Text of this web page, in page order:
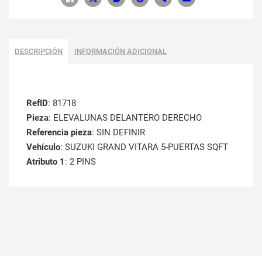
DESCRIPCIÓN INFORMACIÓN ADICIONAL
RefID: 81718
Pieza: ELEVALUNAS DELANTERO DERECHO
Referencia pieza: SIN DEFINIR
Vehículo: SUZUKI GRAND VITARA 5-PUERTAS SQFT
Atributo 1 : 2 PINS